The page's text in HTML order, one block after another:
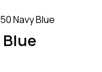
Navy Blue
Blue